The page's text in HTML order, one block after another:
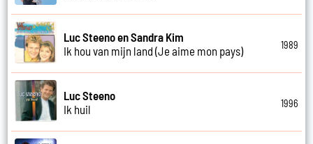
Luc Steeno en Sandra Kim
Ik hou van mijn land (Je aime mon pays)
1989
Luc Steeno
Ik huil
1996